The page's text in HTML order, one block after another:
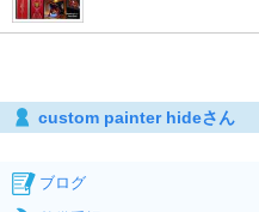
custom painter hideさん
ブログ